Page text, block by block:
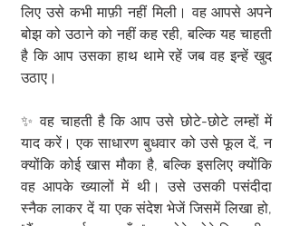
लिए उसे कभी माफ़ी नहीं मिली। वह आपसे अपने
बोझ को उठाने को नहीं कह रही, बल्कि यह चाहती
है कि आप उसका हाथ थामे रहें जब वह इन्हें खुद
उठाए।
✨ वह चाहती है कि आप उसे छोटे-छोटे लम्हों में
याद करें। एक साधारण बुधवार को उसे फूल दें, न
क्योंकि कोई खास मौका है, बल्कि इसलिए क्योंकि
वह आपके ख्यालों में थी। उसे उसकी पसंदीदा
स्नैक लाकर दें या एक संदेश भेजें जिसमें लिखा हो,